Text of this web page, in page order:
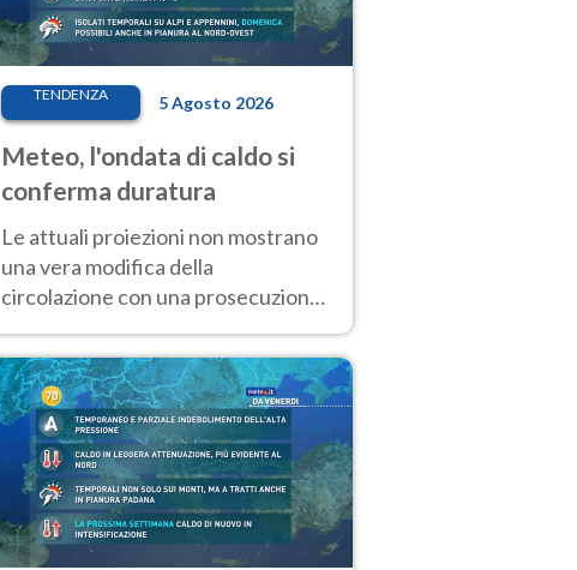
TENDENZA 5 Agosto 2026
Meteo, l'ondata di caldo si
conferma duratura
Le attuali proiezioni non mostrano
una vera modifica della
circolazione con una prosecuzione
giorni, compresa la settimana di
Ferragosto